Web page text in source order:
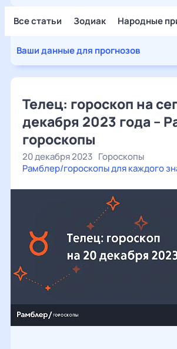
Все статьи Зодиак Народные
Ваши данные для прогнозов
Телец: гороскоп на
декабря 2023 года –
гороскопы
20 декабря 2023 Гороскопы
Рамблер/гороскопы для каждого